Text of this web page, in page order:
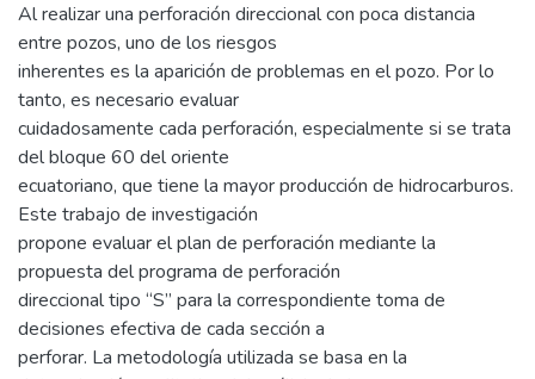
Al realizar una perforación direccional con poca distancia
entre pozos, uno de los riesgos
inherentes es la aparición de problemas en el pozo. Por lo
tanto, es necesario evaluar
cuidadosamente cada perforación, especialmente si se trata
del bloque 60 del oriente
ecuatoriano, que tiene la mayor producción de hidrocarburos.
Este trabajo de investigación
propone evaluar el plan de perforación mediante la
propuesta del programa de perforación
direccional tipo “S” para la correspondiente toma de
decisiones efectiva de cada sección a
perforar. La metodología utilizada se basa en la